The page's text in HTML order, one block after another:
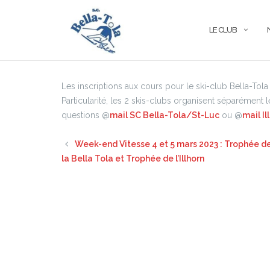
LE CLUB
Les inscriptions aux cours pour le ski-club Bella-
Particularité, les 2 skis-clubs organisent
questions @mail SC Bella-Tola/St-Luc ou @mail
Week-end Vitesse 4 et 5 mars 2023 : Trophée
la Bella Tola et Trophée de l’Illhorn